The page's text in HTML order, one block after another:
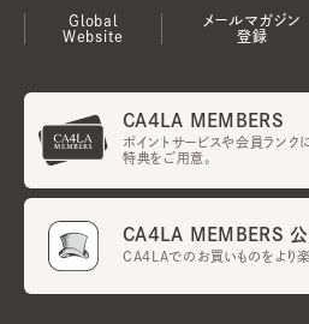
Global
Website
メールマガジン
登録
CA4LA MEMBERS
ポイントサービスや会員ランク
特典をご用意。
CA4LA MEMBERS 公
CA4LAでのお買いものをより楽